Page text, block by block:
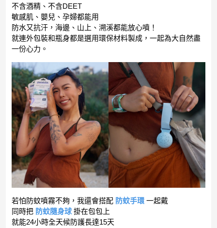
不含酒精、不含DEET
敏感肌、嬰兒、孕婦都能用
防水又抗汗，海邊、山上、溯溪都能放心噴！
就連外包裝和瓶身都是選用環保材料製成，一起為大自然盡
一份心力。
若怕防蚊噴霧不夠，我還會搭配 防蚊手環 一起戴
同時把 防蚊隨身球 掛在包包上
就能24小時全天候防護長達15天